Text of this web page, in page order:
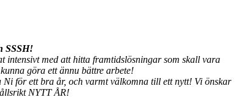
SSSH!
intensivt med att hitta framtidslösningar som skall vara
göra ett ännu bättre arbete!
Ni för ett bra år, och varmt välkomna till ett nytt! Vi önskar
NYTT ÅR!